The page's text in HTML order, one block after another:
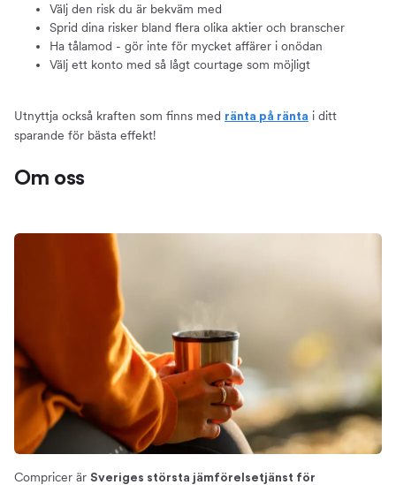
Välj den risk du är bekväm med
Sprid dina risker bland flera olika aktier och branscher
Ha tålamod - gör inte för mycket affärer i onödan
Välj ett konto med så lågt courtage som möjligt
Utnyttja också kraften som finns med ränta på ränta i ditt
sparande för bästa effekt!
Om oss
Compricer är Sveriges största jämförelsetjänst för